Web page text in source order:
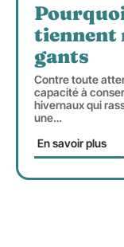
tiennent
gants
Contre toute
capacité à
hivernaux qui
une…
En savoir plus